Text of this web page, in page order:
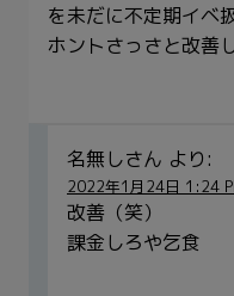
を未だに不定期イベ
ホントさっさと改善
名無しさん より:
2022年1月24日 1:24
改善（笑）
課金しろや乞食